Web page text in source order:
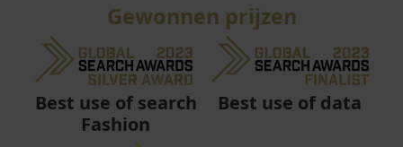
Gewonnen prijzen
Best use of search
Fashion
Best use of data